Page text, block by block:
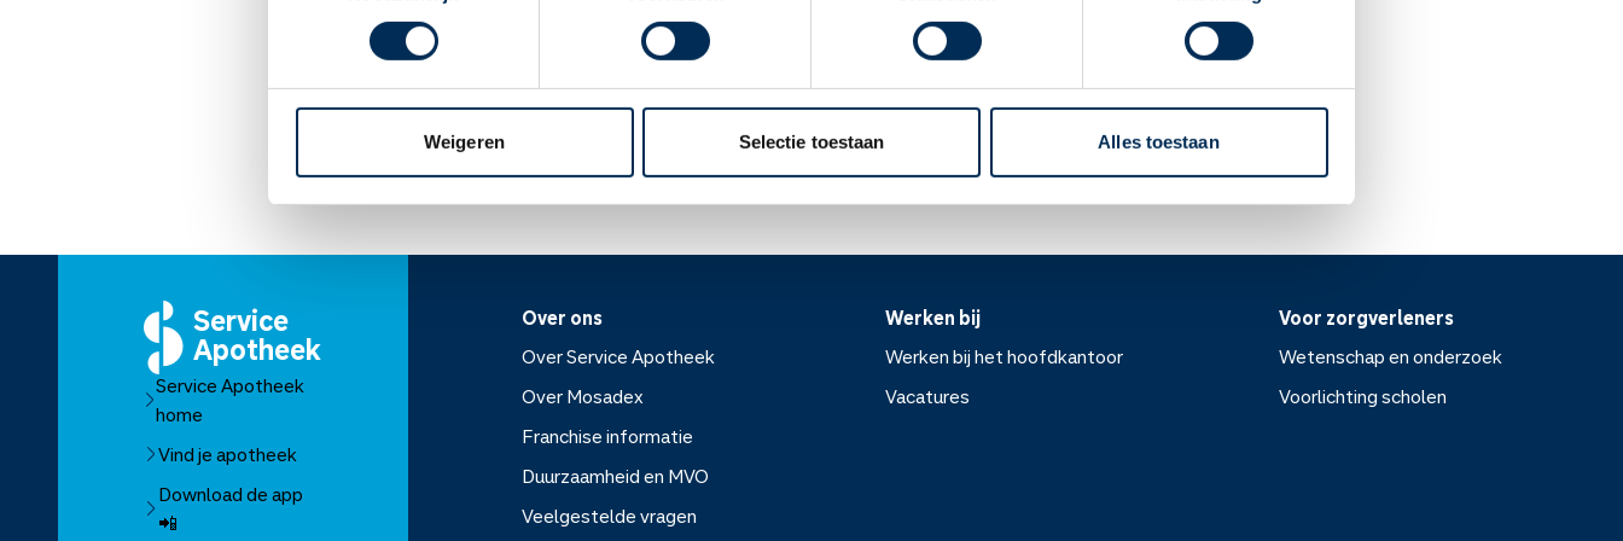
Weigeren Selectie toestaan Alles toestaan
Geef geen borstvoeding als u dit medicijn gebruikt. Het is niet bekend of het in de moedermelk terecht komt. Als
het in de moedermelk komt kan het slecht zijn voor de baby.
Lees meer op apotheek.nl
Service
Apotheek
Service Apotheek
home
Vind je apotheek
Download de app
📲
Over ons
Over Service Apotheek
Over Mosadex
Franchise informatie
Duurzaamheid en MVO
Veelgestelde vragen
Werken bij
Werken bij het hoofdkantoor
Vacatures
Voor zorgverleners
Wetenschap en onderzoek
Voorlichting scholen